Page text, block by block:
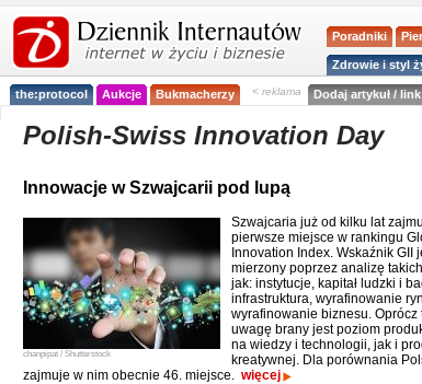
Poradniki
Zdrowie i styl
the:protocol Aukcje Bukmacherzy < reklama Dodaj artykuł / link
Polish-Swiss Innovation Day
Innowacje w Szwajcarii pod lupą
chanpipat / Shutterstock
Szwajcaria już od kilku lat
pierwsze miejsce w rankingu
Innovation Index. Wskaźnik GII
mierzony poprzez analizę
jak: instytucje, kapitał ludzki i
infrastruktura, wyrafinowanie
wyrafinowanie biznesu. Oprócz
uwagę brany jest poziom
na wiedzy i technologii, jak i
kreatywnej. Dla porównania
zajmuje w nim obecnie 46. miejsce. więcej